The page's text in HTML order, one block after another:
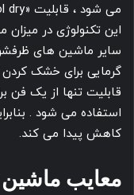
این تکنولوژی در
سایر ماشین های
گرمایی برای خشک کردن
قابلیت تنها از یک
استفاده می شود .
کاهش پیدا می کند.
معایب